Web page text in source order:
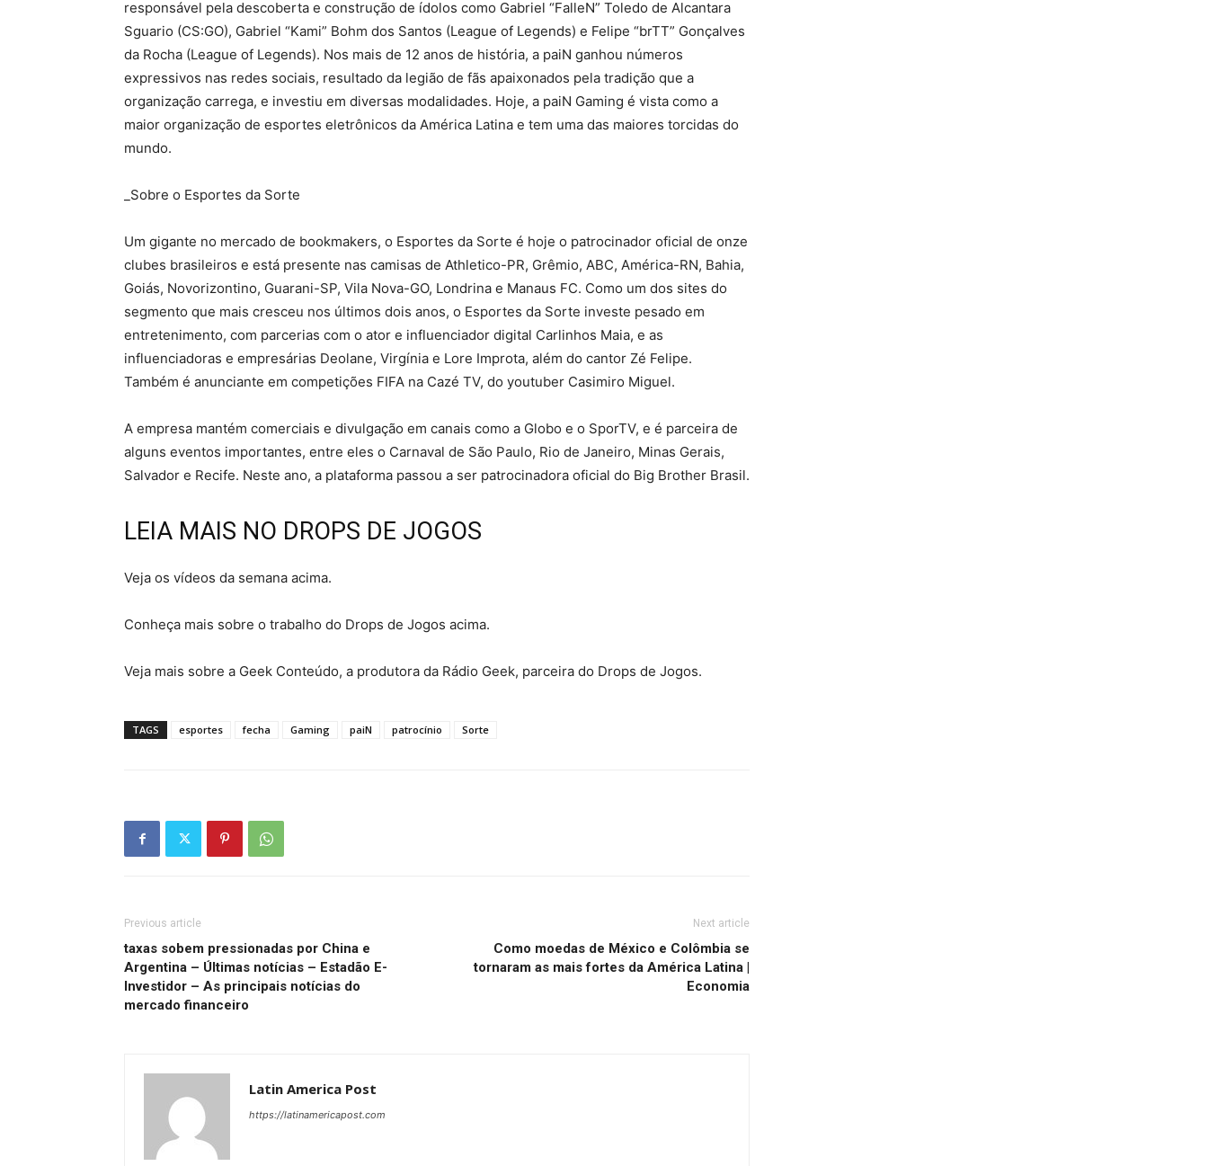
responsável pela descoberta e construção de ídolos como Gabriel “FalleN” Toledo de Alcantara
Sguario (CS:GO), Gabriel “Kami” Bohm dos Santos (League of Legends) e Felipe “brTT” Gonçalves
da Rocha (League of Legends). Nos mais de 12 anos de história, a paiN ganhou números
expressivos nas redes sociais, resultado da legião de fãs apaixonados pela tradição que a
organização carrega, e investiu em diversas modalidades. Hoje, a paiN Gaming é vista como a
maior organização de esportes eletrônicos da América Latina e tem uma das maiores torcidas do
mundo.
_Sobre o Esportes da Sorte
Um gigante no mercado de bookmakers, o Esportes da Sorte é hoje o patrocinador oficial de onze
clubes brasileiros e está presente nas camisas de Athletico-PR, Grêmio, ABC, América-RN, Bahia,
Goiás, Novorizontino, Guarani-SP, Vila Nova-GO, Londrina e Manaus FC. Como um dos sites do
segmento que mais cresceu nos últimos dois anos, o Esportes da Sorte investe pesado em
entretenimento, com parcerias com o ator e influenciador digital Carlinhos Maia, e as
influenciadoras e empresárias Deolane, Virgínia e Lore Improta, além do cantor Zé Felipe.
Também é anunciante em competições FIFA na Cazé TV, do youtuber Casimiro Miguel.
A empresa mantém comerciais e divulgação em canais como a Globo e o SporTV, e é parceira de
alguns eventos importantes, entre eles o Carnaval de São Paulo, Rio de Janeiro, Minas Gerais,
Salvador e Recife. Neste ano, a plataforma passou a ser patrocinadora oficial do Big Brother Brasil.
LEIA MAIS NO DROPS DE JOGOS
Veja os vídeos da semana acima.
Conheça mais sobre o trabalho do Drops de Jogos acima.
Veja mais sobre a Geek Conteúdo, a produtora da Rádio Geek, parceira do Drops de Jogos.
TAGS esportes fecha Gaming paiN patrocínio Sorte
Previous article
taxas sobem pressionadas por China e
Argentina – Últimas notícias – Estadão E-
Investidor – As principais notícias do
mercado financeiro
Next article
Como moedas de México e Colômbia se
tornaram as mais fortes da América Latina |
Economia
Latin America Post
https://latinamericapost.com